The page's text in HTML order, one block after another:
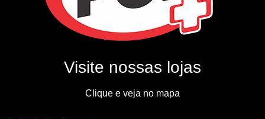
Visite nossas lojas
Clique e veja no mapa